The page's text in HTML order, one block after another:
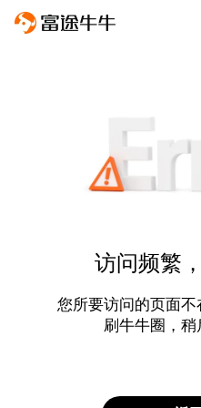
访问频繁
您所要访问的页面
刷牛牛圈，稍